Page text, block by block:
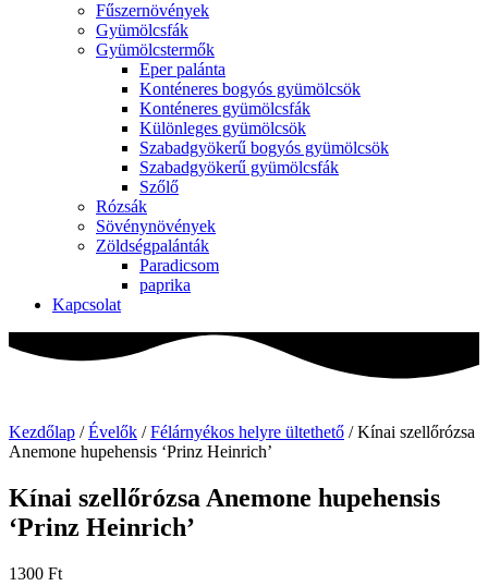
Fűszernövények
Gyümölcsfák
Gyümölcstermők
Eper palánta
Konténeres bogyós gyümölcsök
Konténeres gyümölcsfák
Különleges gyümölcsök
Szabadgyökerű bogyós gyümölcsök
Szabadgyökerű gyümölcsfák
Szőlő
Rózsák
Sövénynövények
Zöldségpalánták
Paradicsom
paprika
Kapcsolat
Kezdőlap /Évelők /Félárnyékos helyre ültethető / Kínai szellőrózsa
Anemone hupehensis ‘Prinz Heinrich’
Kínai szellőrózsa Anemone hupehensis
‘Prinz Heinrich’
1300 Ft